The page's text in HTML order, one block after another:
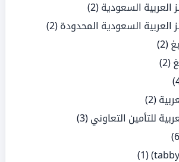
العربية السعودية (2)
العربية السعودية المحدودة (2)
(2)
(2)
(2)
للتأمين التعاوني (3)
(1)